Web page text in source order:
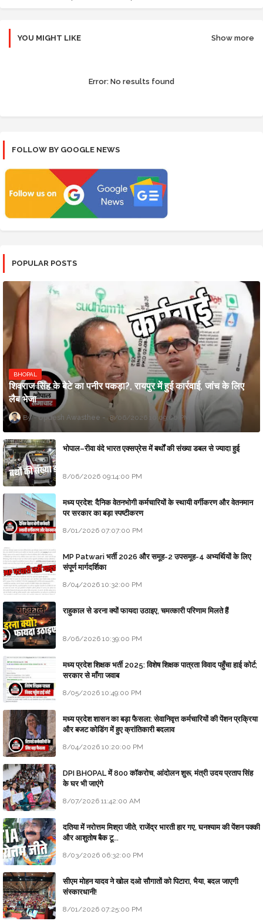
YOU MIGHT LIKE Show more
Error: No results found
FOLLOW BY GOOGLE NEWS
POPULAR POSTS
BHOPAL
शिवराज सिंह के बेटे का पनीर पकड़ा?, रायपुर में हुई कार्रवाई, जांच के लिए
लैब भेजा
Updesh Awasthee 8/06/2026 10:09:00 PM
भोपाल–रीवा वंदे भारत एक्सप्रेस में बर्थों की संख्या डबल से ज्यादा हुई
8/06/2026 09:14:00 PM
मध्य प्रदेश: दैनिक वेतनभोगी कर्मचारियों के स्थायी वर्गीकरण और वेतनमान
पर सरकार का बड़ा स्पष्टीकरण
8/01/2026 07:07:00 PM
MP Patwari भर्ती 2026 और समूह-2 उपसमूह-4 अभ्यर्थियों के लिए
संपूर्ण मार्गदर्शिका
8/04/2026 10:32:00 PM
राहुकाल से डरना क्यों फायदा उठाइए, चमत्कारी परिणाम मिलते हैं
8/06/2026 10:39:00 PM
मध्य प्रदेश शिक्षक भर्ती 2025: विशेष शिक्षक पात्रता विवाद पहुँचा हाई कोर्ट;
सरकार से माँगा जवाब
8/05/2026 10:49:00 PM
मध्य प्रदेश शासन का बड़ा फैसला: सेवानिवृत्त कर्मचारियों की पेंशन प्रक्रिया
और बजट कोडिंग में हुए क्रांतिकारी बदलाव
8/04/2026 10:20:00 PM
DPI BHOPAL में 800 कॉकरोच, आंदोलन शुरू, मंत्री उदय प्रताप सिंह
के घर भी जाएंगे
8/07/2026 11:42:00 AM
दतिया में नरोत्तम मिश्रा जीते, राजेंद्र भारती हार गए, घनश्याम की पेंशन पक्की
और आशुतोष बैक टू...
8/03/2026 06:32:00 PM
सीएम मोहन यादव ने खोल दओ सौगातों को पिटारा, भैया, बदल जाएगी
संस्कारधानी!
8/01/2026 07:25:00 PM